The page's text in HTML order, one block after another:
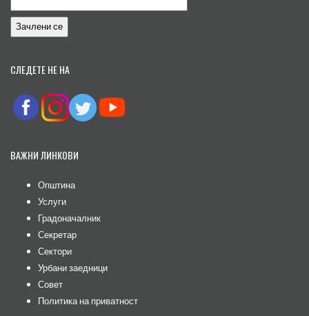
СЛЕДЕТЕ НЕ НА
ВАЖНИ ЛИНКОВИ
Општина
Услуги
Градоначалник
Секретар
Сектори
Урбани заедници
Совет
Политика на приватност